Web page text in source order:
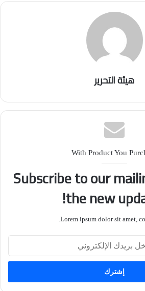
هيئة التحرير
With Product You
Subscribe to our
the new
Lorem ipsum dolor sit amet,